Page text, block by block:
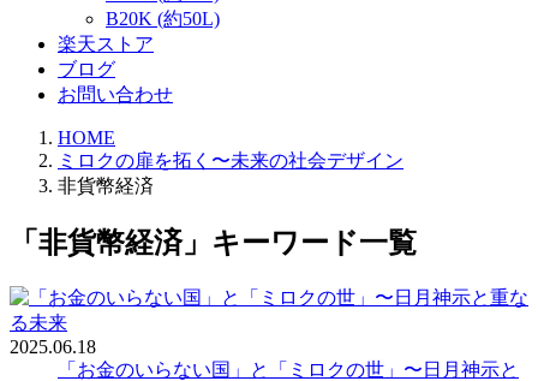
B20K (約50L)
楽天ストア
ブログ
お問い合わせ
HOME
ミロクの扉を拓く〜未来の社会デザイン
非貨幣経済
「非貨幣経済」キーワード一覧
2025.06.18
「お金のいらない国」と「ミロクの世」〜日月神示と